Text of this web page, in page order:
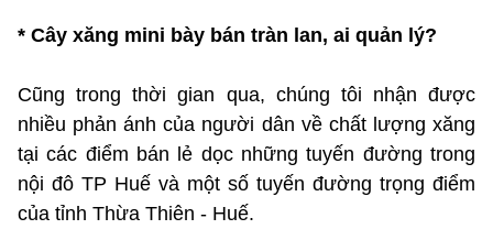
* Cây xăng mini bày bán tràn lan, ai quản lý?
Cũng trong thời gian qua, chúng tôi nhận được
nhiều phản ánh của người dân về chất lượng xăng
tại các điểm bán lẻ dọc những tuyến đường trong
nội đô TP Huế và một số tuyến đường trọng điểm
của tỉnh Thừa Thiên - Huế.